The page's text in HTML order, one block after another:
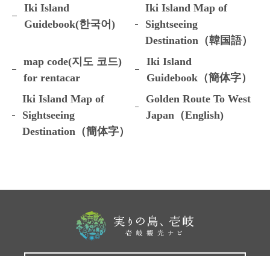
Iki Island
Guidebook(한국어)
Iki Island Map of
Sightseeing
Destination（韓国語）
map code(지도 코드)
for rentacar
Iki Island
Guidebook（簡体字）
Iki Island Map of
Sightseeing
Destination（簡体字）
Golden Route To West
Japan（English)